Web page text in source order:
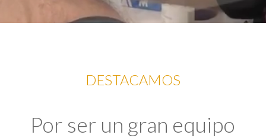
DESTACAMOS
Por ser un gran equipo